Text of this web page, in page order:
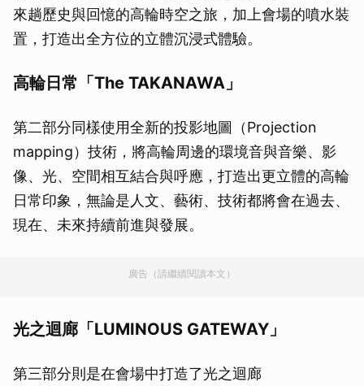
來趟歷史與回憶的高輪時空之旅，加上會場的噴水裝
置，打造出全方位的立體沉浸式體驗。
高輪日常「The TAKANAWA」
第二部分同樣使用全新的投影地圖（Projection
mapping）技術，將高輪周邊的環境音與音樂、影
像、光、空間相互結合與呼應，打造出更立體的高輪
日常印象，無論是人文、藝術、技術都將會在過去、
現在、未來持續前進與發展。
廣告（請繼續閱讀本文）
光之迴廊「LUMINOUS GATEWAY」
第三部分則是在會場中打造了光之迴廊